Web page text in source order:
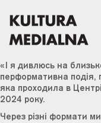
«І я дивлюсь на
перформативна подія,
яка проходила в
2024 року.
Через різні формати